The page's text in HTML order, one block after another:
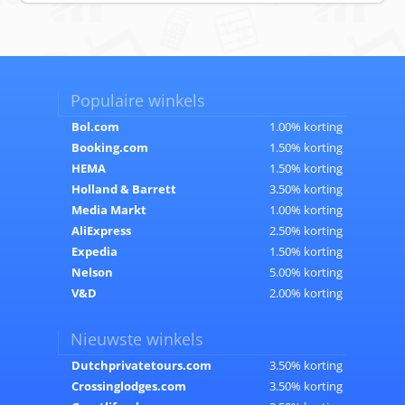
Populaire winkels
Bol.com
1.00% korting
Booking.com
1.50% korting
HEMA
1.50% korting
Holland & Barrett
3.50% korting
Media Markt
1.00% korting
AliExpress
2.50% korting
Expedia
1.50% korting
Nelson
5.00% korting
V&D
2.00% korting
Nieuwste winkels
Dutchprivatetours.com
3.50% korting
Crossinglodges.com
3.50% korting